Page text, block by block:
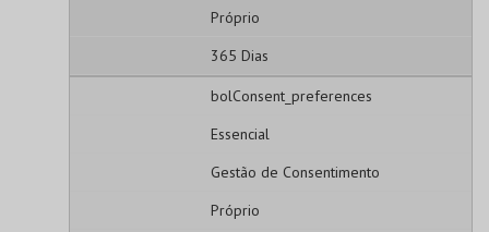
Próprio
365 Dias
bolConsent_preferences
Essencial
Gestão de Consentimento
Próprio